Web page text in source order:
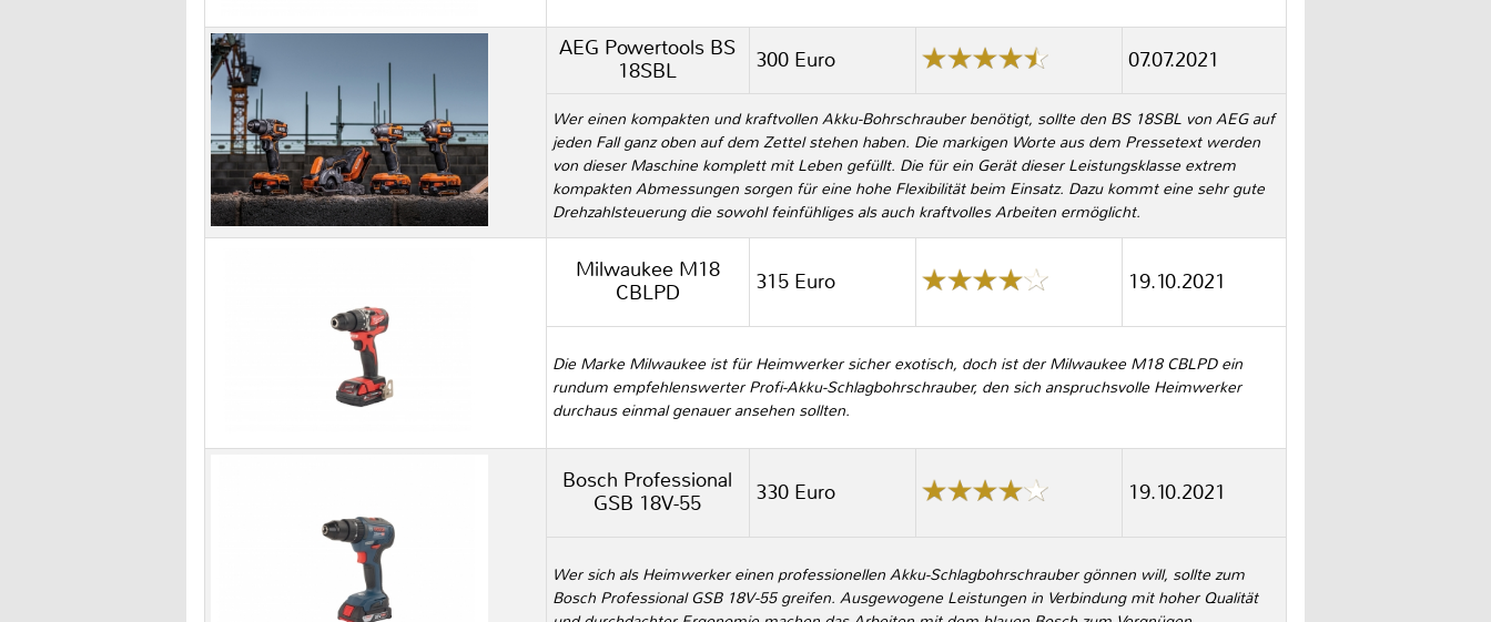
AEG Powertools BS
18SBL
300 Euro 07.07.2021
Wer einen kompakten und kraftvollen Akku-Bohrschrauber benötigt, sollte den BS 18SBL von AEG auf
jeden Fall ganz oben auf dem Zettel stehen haben. Die markigen Worte aus dem Pressetext werden
von dieser Maschine komplett mit Leben gefüllt. Die für ein Gerät dieser Leistungsklasse extrem
kompakten Abmessungen sorgen für eine hohe Flexibilität beim Einsatz. Dazu kommt eine sehr gute
Drehzahlsteuerung die sowohl feinfühliges als auch kraftvolles Arbeiten ermöglicht.
Milwaukee M18
CBLPD
315 Euro 19.10.2021
Die Marke Milwaukee ist für Heimwerker sicher exotisch, doch ist der Milwaukee M18 CBLPD ein
rundum empfehlenswerter Profi-Akku-Schlagbohrschrauber, den sich anspruchsvolle Heimwerker
durchaus einmal genauer ansehen sollten.
Bosch Professional
GSB 18V-55
330 Euro 19.10.2021
Wer sich als Heimwerker einen professionellen Akku-Schlagbohrschrauber gönnen will, sollte zum
Bosch Professional GSB 18V-55 greifen. Ausgewogene Leistungen in Verbindung mit hoher Qualität